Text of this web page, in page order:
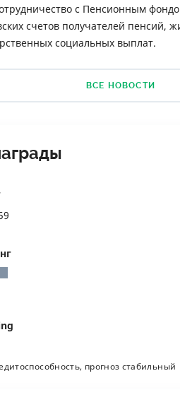
с Пенсионным
счетов получателей пенсий,
социальных выплат.
ВСЕ НОВОСТИ
прогноз стабильный